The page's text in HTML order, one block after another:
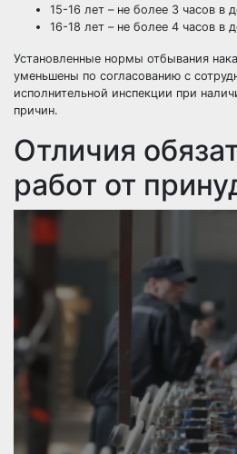
15-16 лет – не более 3 часов в
16-18 лет – не более 4 часов в
Установленные нормы отбывания
уменьшены по согласованию с
исполнительной инспекции при
причин.
Отличия
работ от